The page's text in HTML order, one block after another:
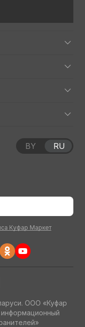
Куфар Маркет
BY RU
ООО «Куфар